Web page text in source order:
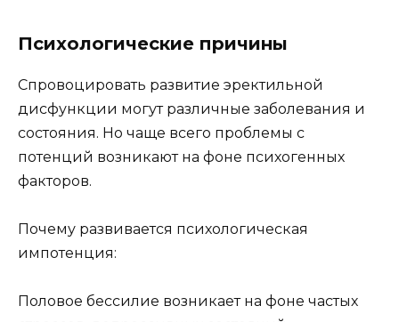
Психологические причины
Спровоцировать развитие эректильной
дисфункции могут различные заболевания и
состояния. Но чаще всего проблемы с
потенций возникают на фоне психогенных
факторов.
Почему развивается психологическая
импотенция:
Половое бессилие возникает на фоне частых